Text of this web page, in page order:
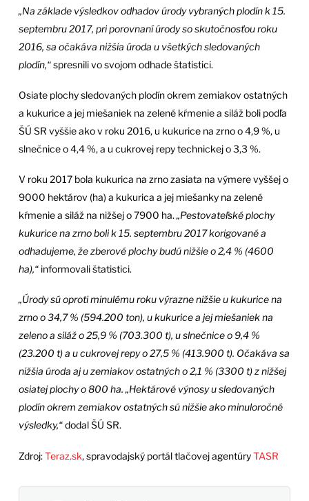
„Na základe výsledkov odhadov úrody vybraných plodín k 15.
septembru 2017, pri porovnaní úrody so skutočnosťou roku
2016, sa očakáva nižšia úroda u všetkých sledovaných
plodín,“spresnili vo svojom odhade štatistici.
Osiate plochy sledovaných plodín okrem zemiakov ostatných
a kukurice a jej miešaniek na zelené kŕmenie a siláž boli podľa
ŠÚ SR vyššie ako v roku 2016, u kukurice na zrno o 4,9 %, u
slnečnice o 4,4 %, a u cukrovej repy technickej o 3,3 %.
V roku 2017 bola kukurica na zrno zasiata na výmere vyššej o
9000 hektárov (ha) a kukurica a jej miešanky na zelené
kŕmenie a siláž na nižšej o 7900 ha. „Pestovateľské plochy
kukurice na zrno boli k 15. septembru 2017 korigované a
odhadujeme, že zberové plochy budú nižšie o 2,4 % (4600
ha),“informovali štatistici.
„Úrody sú oproti minulému roku výrazne nižšie u kukurice na
zrno o 34,7 % (594.200 ton), u kukurice a jej miešaniek na
zeleno a siláž o 25,9 % (703.300 t), u slnečnice o 9,4 %
(23.200 t) a u cukrovej repy o 27,5 % (413.900 t). Očakáva sa
nižšia úroda aj u zemiakov ostatných o 2,1 % (3300 t) z nižšej
osiatej plochy o 800 ha. „Hektárové výnosy u sledovaných
plodín okrem zemiakov ostatných sú nižšie ako minuloročné
výsledky,“dodal ŠÚ SR.
Zdroj:Teraz.sk, spravodajský portál tlačovej agentúryTASR